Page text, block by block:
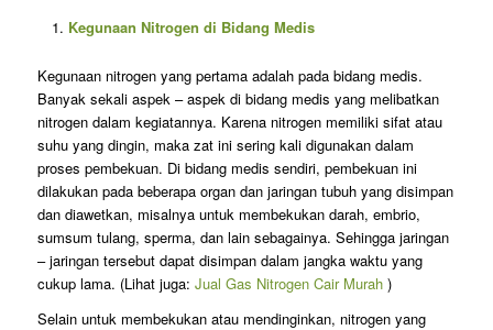
Kegunaan Nitrogen di Bidang Medis
Kegunaan nitrogen yang pertama adalah pada bidang medis.
Banyak sekali aspek – aspek di bidang medis yang melibatkan
nitrogen dalam kegiatannya. Karena nitrogen memiliki sifat atau
suhu yang dingin, maka zat ini sering kali digunakan dalam
proses pembekuan. Di bidang medis sendiri, pembekuan ini
dilakukan pada beberapa organ dan jaringan tubuh yang disimpan
dan diawetkan, misalnya untuk membekukan darah, embrio,
sumsum tulang, sperma, dan lain sebagainya. Sehingga jaringan
– jaringan tersebut dapat disimpan dalam jangka waktu yang
cukup lama. (Lihat juga: Jual Gas Nitrogen Cair Murah)
Selain untuk membekukan atau mendinginkan, nitrogen yang